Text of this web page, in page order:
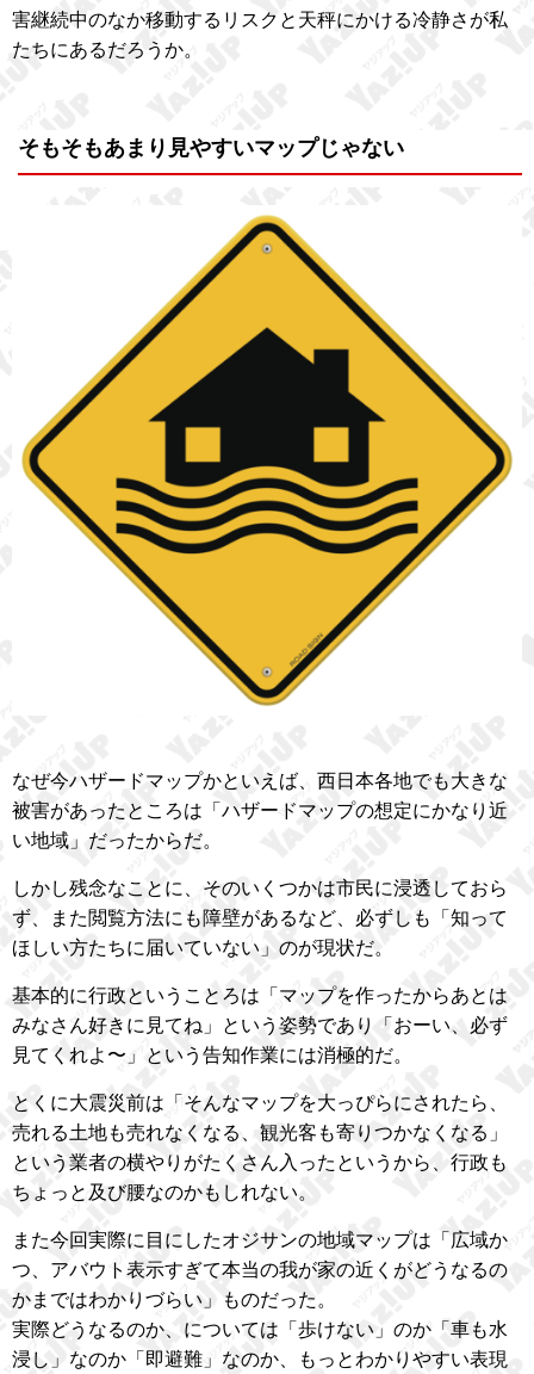
害継続中のなか移動するリスクと天秤にかける冷静さが私
たちにあるだろうか。
そもそもあまり見やすいマップじゃない
なぜ今ハザードマップかといえば、西日本各地でも大きな
被害があったところは「ハザードマップの想定にかなり近
い地域」だったからだ。
しかし残念なことに、そのいくつかは市民に浸透しておら
ず、また閲覧方法にも障壁があるなど、必ずしも「知って
ほしい方たちに届いていない」のが現状だ。
基本的に行政ということろは「マップを作ったからあとは
みなさん好きに見てね」という姿勢であり「おーい、必ず
見てくれよ〜」という告知作業には消極的だ。
とくに大震災前は「そんなマップを大っぴらにされたら、
売れる土地も売れなくなる、観光客も寄りつかなくなる」
という業者の横やりがたくさん入ったというから、行政も
ちょっと及び腰なのかもしれない。
また今回実際に目にしたオジサンの地域マップは「広域か
つ、アバウト表示すぎて本当の我が家の近くがどうなるの
かまではわかりづらい」ものだった。
実際どうなるのか、については「歩けない」のか「車も水
浸し」なのか「即避難」なのか、もっとわかりやすい表現